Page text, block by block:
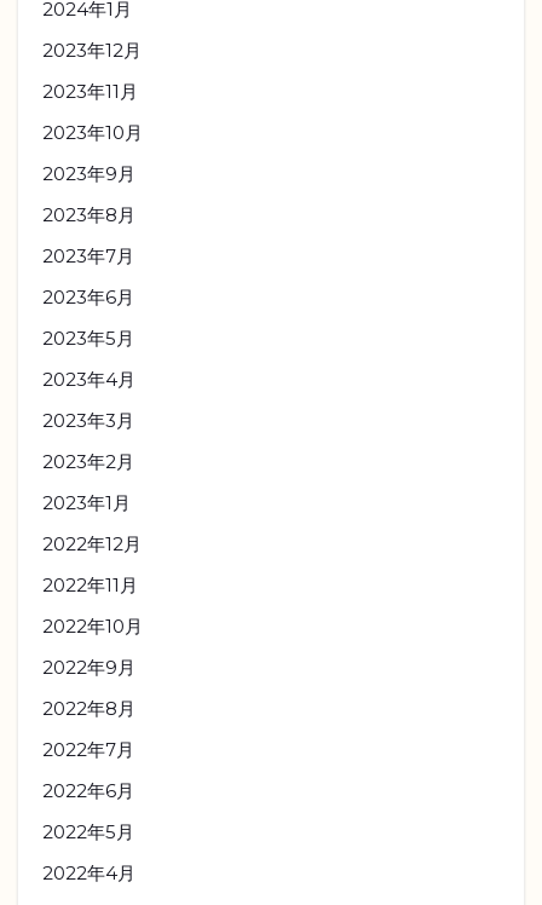
2024年1月
2023年12月
2023年11月
2023年10月
2023年9月
2023年8月
2023年7月
2023年6月
2023年5月
2023年4月
2023年3月
2023年2月
2023年1月
2022年12月
2022年11月
2022年10月
2022年9月
2022年8月
2022年7月
2022年6月
2022年5月
2022年4月